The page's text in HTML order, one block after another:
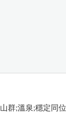
群;溫泉;穩定同